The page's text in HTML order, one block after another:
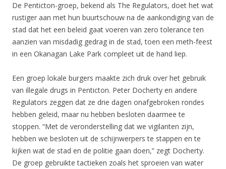
De Penticton-groep, bekend als The Regulators, doet het wat
rustiger aan met hun buurtschouw na de aankondiging van de
stad dat het een beleid gaat voeren van zero tolerance ten
aanzien van misdadig gedrag in de stad, toen een meth-feest
in een Okanagan Lake Park compleet uit de hand liep.
Een groep lokale burgers maakte zich druk over het gebruik
van illegale drugs in Penticton. Peter Docherty en andere
Regulators zeggen dat ze drie dagen onafgebroken rondes
hebben geleid, maar nu hebben besloten daarmee te
stoppen. “Met de veronderstelling dat we vigilanten zijn,
hebben we besloten uit de schijnwerpers te stappen en te
kijken wat de stad en de politie gaan doen,” zegt Docherty.
De groep gebruikte tactieken zoals het sproeien van water